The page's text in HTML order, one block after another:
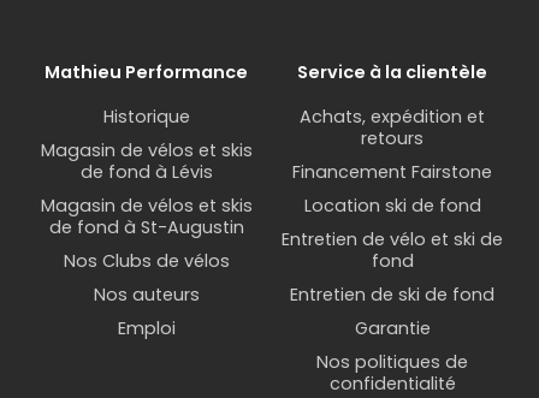
Mathieu Performance
Historique
Magasin de vélos et skis
de fond à Lévis
Magasin de vélos et skis
de fond à St-Augustin
Nos Clubs de vélos
Nos auteurs
Emploi
Service à la clientèle
Achats, expédition et
retours
Financement Fairstone
Location ski de fond
Entretien de vélo et ski de
fond
Entretien de ski de fond
Garantie
Nos politiques de
confidentialité